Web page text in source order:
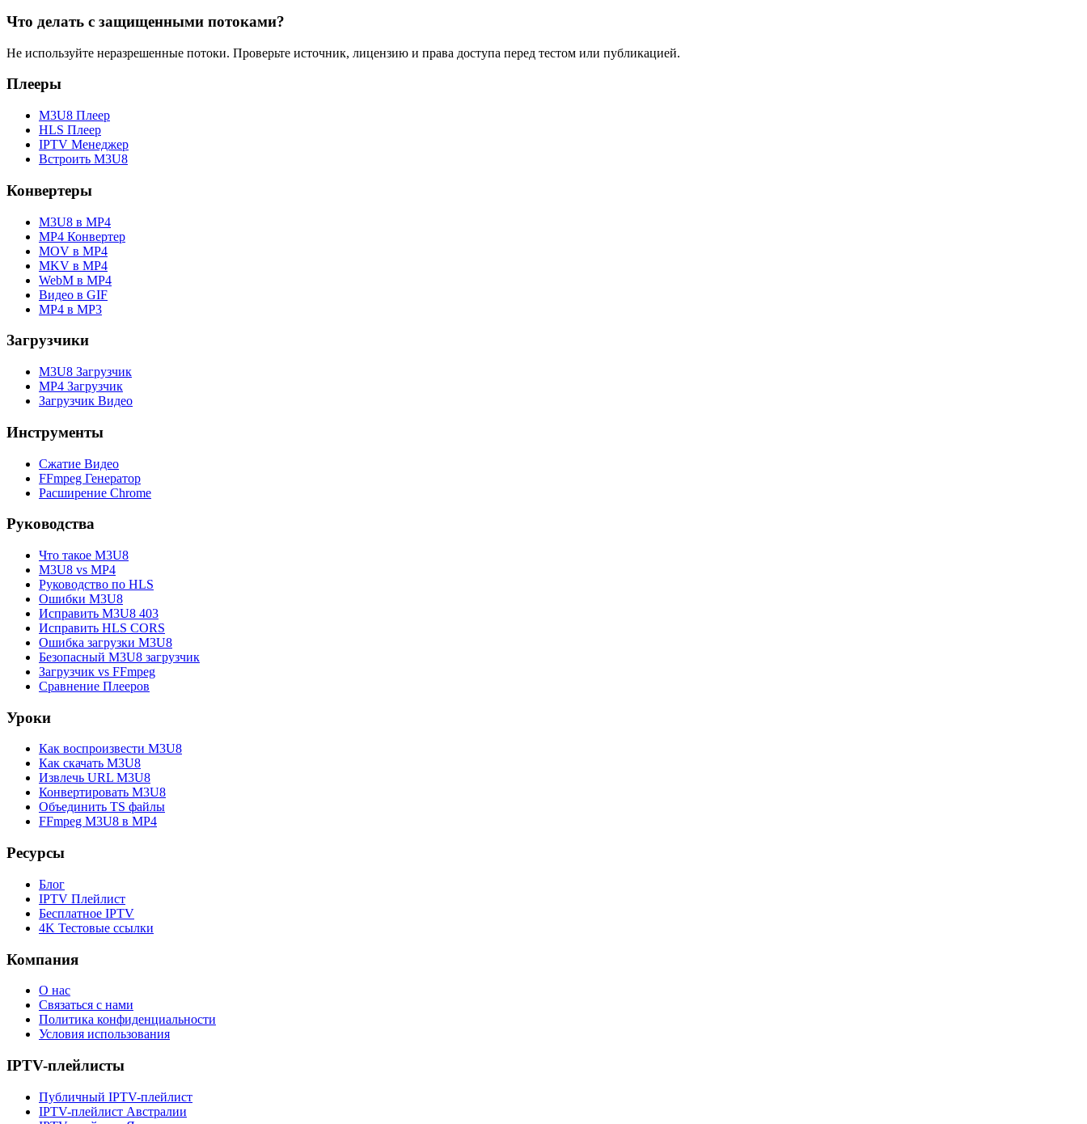
Что делать с защищенными потоками?
Не используйте неразрешенные потоки. Проверьте источник, лицензию и права доступа перед тестом или публикацией.
Плееры
M3U8 Плеер
HLS Плеер
IPTV Менеджер
Встроить M3U8
Конвертеры
M3U8 в MP4
MP4 Конвертер
MOV в MP4
MKV в MP4
WebM в MP4
Видео в GIF
MP4 в MP3
Загрузчики
M3U8 Загрузчик
MP4 Загрузчик
Загрузчик Видео
Инструменты
Сжатие Видео
FFmpeg Генератор
Расширение Chrome
Руководства
Что такое M3U8
M3U8 vs MP4
Руководство по HLS
Ошибки M3U8
Исправить M3U8 403
Исправить HLS CORS
Ошибка загрузки M3U8
Безопасный M3U8 загрузчик
Загрузчик vs FFmpeg
Сравнение Плееров
Уроки
Как воспроизвести M3U8
Как скачать M3U8
Извлечь URL M3U8
Конвертировать M3U8
Объединить TS файлы
FFmpeg M3U8 в MP4
Ресурсы
Блог
IPTV Плейлист
Бесплатное IPTV
4K Тестовые ссылки
Компания
О нас
Связаться с нами
Политика конфиденциальности
Условия использования
IPTV-плейлисты
Публичный IPTV-плейлист
IPTV-плейлист Австралии